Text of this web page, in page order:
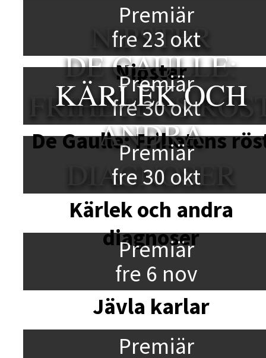
NIPSTER
Premiär
fre 23 okt
Nipster
DE GAULLE:
FRIHETENS
Premiär
fre 30 okt
De Gaulle: Frihetens
KÄRLEK OCH
ANDRA
DIAGNOSER
Premiär
fre 30 okt
Kärlek och andra
diagnoser
Premiär
fre 6 nov
Jävla karlar
Premiär